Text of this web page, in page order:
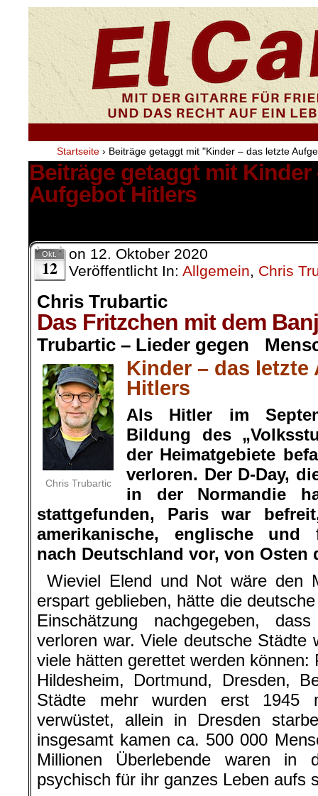
Startseite › Beiträge getaggt mit "Kinder – das letzte
Beiträge getaggt mit Kinder
Aufgebot Hitlers
Okt.
12
on 12. Oktober 2020
Veröffentlicht In: Allgemein, Chris
Chris Trubartic
Das Fritzchen mit dem
Trubartic – Lieder gegen
Chris Trubartic
Kinder – das letzte
Hitlers
Als Hitler im
Bildung des
der Heimatgebiete
verloren. Der D-Day,
in der Normandie
stattgefunden, Paris war
amerikanische, englische und
nach Deutschland vor, von Osten
Wieviel Elend und Not wäre den
erspart geblieben, hätte die
Einschätzung nachgegeben,
verloren war. Viele deutsche Städte
viele hätten gerettet werden
Hildesheim, Dortmund, Dresden,
Städte mehr wurden erst 1945
verwüstet, allein in Dresden
insgesamt kamen ca. 500 000
Millionen Überlebende waren in
psychisch für ihr ganzes Leben